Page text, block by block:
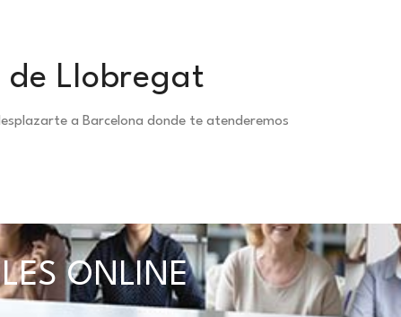
Llobregat
a Barcelona donde te atenderemos
ONLINE